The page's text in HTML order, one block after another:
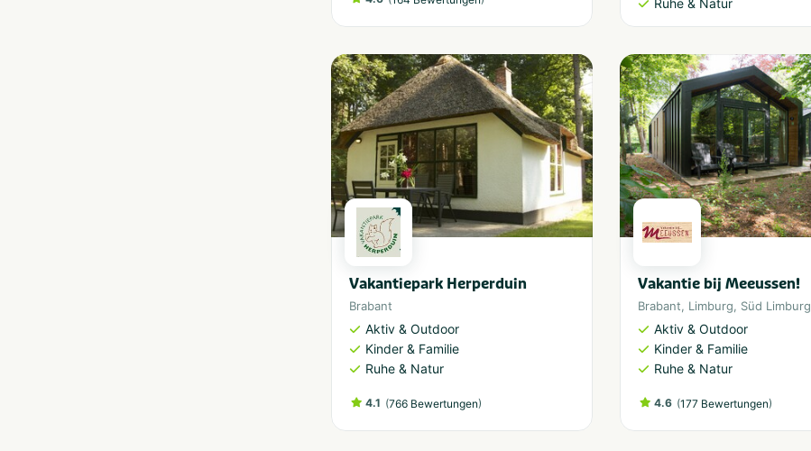
Ruhe & Natur
Vakantiepark Herperduin
Brabant
Aktiv & Outdoor
Kinder & Familie
Ruhe & Natur
4.1 (766 Bewertungen)
Vakantie bij Meeussen!
Brabant, Limburg, Süd Limburg
Aktiv & Outdoor
Kinder & Familie
Ruhe & Natur
4.6 (177 Bewertungen)